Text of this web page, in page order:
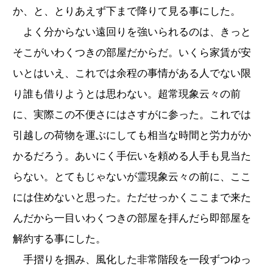
か、と、とりあえず下まで降りて見る事にした。
よく分からない遠回りを強いられるのは、きっと
そこがいわくつきの部屋だからだ。いくら家賃が安
いとはいえ、これでは余程の事情がある人でない限
り誰も借りようとは思わない。超常現象云々の前
に、実際この不便さにはさすがに参った。これでは
引越しの荷物を運ぶにしても相当な時間と労力がか
かるだろう。あいにく手伝いを頼める人手も見当た
らない。とてもじゃないが霊現象云々の前に、ここ
には住めないと思った。ただせっかくここまで来た
んだから一目いわくつきの部屋を拝んだら即部屋を
解約する事にした。
手摺りを掴み、風化した非常階段を一段ずつゆっ